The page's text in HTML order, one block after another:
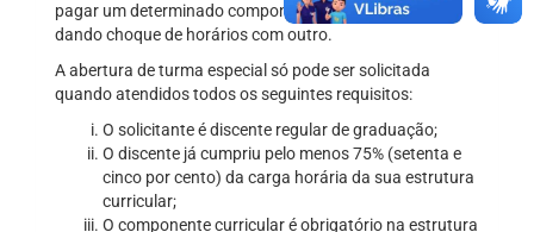
pagar um determinado componente curricular que está
dando choque de horários com outro.
A abertura de turma especial só pode ser solicitada
quando atendidos todos os seguintes requisitos:
O solicitante é discente regular de graduação;
O discente já cumpriu pelo menos 75% (setenta e
cinco por cento) da carga horária da sua estrutura
curricular;
O componente curricular é obrigatório na estrutura